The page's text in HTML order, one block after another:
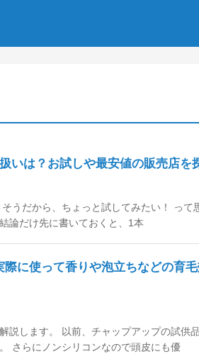
いは？お試しや最安値の販売店を
うだから、ちょっと試してみたい！ って
論だけ先に書いておくと、1本
に使って香りや泡立ちなどの育
します。 以前、チャップアップの試供
さらにノンシリコンなので頭皮にも優